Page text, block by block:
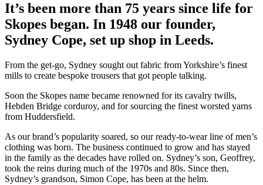
It’s been more than 75 years since life for
Skopes began. In 1948 our founder,
Sydney Cope, set up shop in Leeds.
From the get-go, Sydney sought out fabric from Yorkshire’s finest
mills to create bespoke trousers that got people talking.
Soon the Skopes name became renowned for its cavalry twills,
Hebden Bridge corduroy, and for sourcing the finest worsted yarns
from Huddersfield.
As our brand’s popularity soared, so our ready-to-wear line of men’s
clothing was born. The business continued to grow and has stayed
in the family as the decades have rolled on. Sydney’s son, Geoffrey,
took the reins during much of the 1970s and 80s. Since then,
Sydney’s grandson, Simon Cope, has been at the helm.